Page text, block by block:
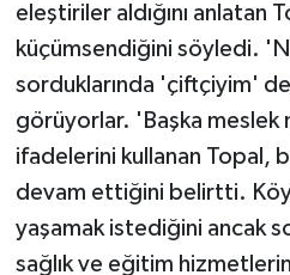
eleştiriler aldığını anlatan
küçümsendiğini söyledi.
sorduklarında 'çiftçiyim'
görüyorlar. 'Başka meslek
ifadelerini kullanan Topal,
devam ettiğini belirtti.
yaşamak istediğini ancak
sağlık ve eğitim